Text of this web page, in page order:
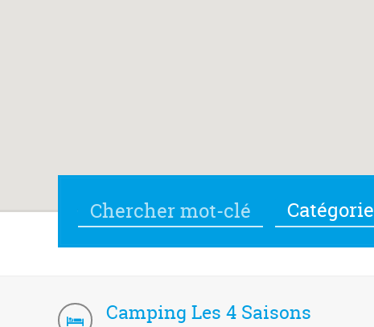
Catégorie
Camping Les 4 Saisons